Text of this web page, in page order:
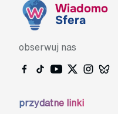
Wiadomo
Sfera
obserwuj nas
przydatne linki